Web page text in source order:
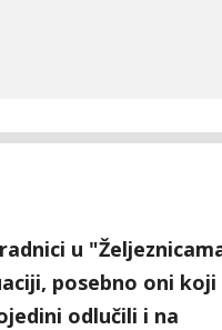
u
posebno oni koji
odlučili i na